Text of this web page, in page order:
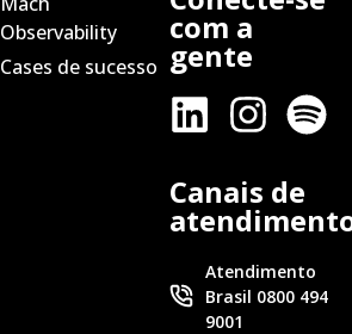
Observability
Cases de sucesso
com a
gente
Canais de
Atendimento
Brasil 0800 494
9001